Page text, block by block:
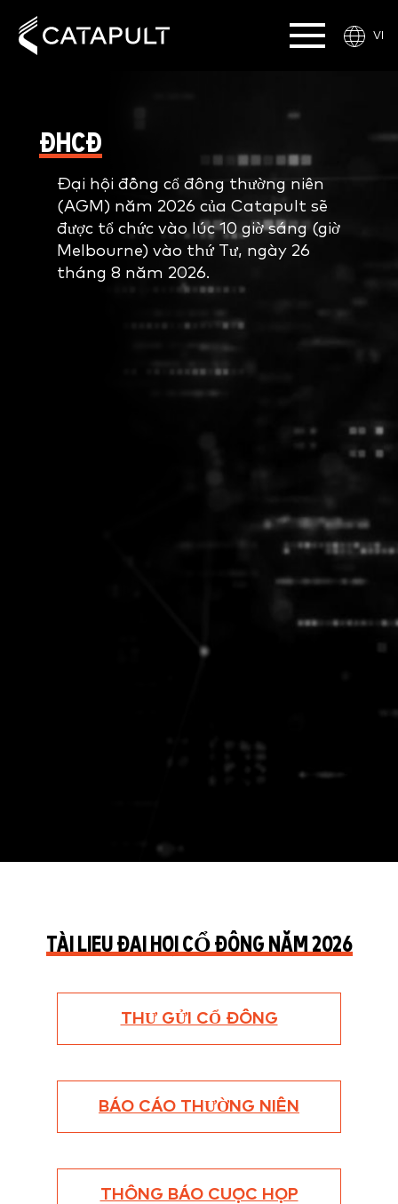
VI
ĐHCĐ
Đại hội đồng cổ đông thường niên
(AGM) năm 2026 của Catapult sẽ
được tổ chức vào lúc 10 giờ sáng (giờ
Melbourne) vào thứ Tư, ngày 26
tháng 8 năm 2026.
TÀI LIỆU ĐẠI HỘI CỔ ĐÔNG NĂM 2026
THƯ GỬI CỔ ĐÔNG
BÁO CÁO THƯỜNG NIÊN
THÔNG BÁO CUỘC HỌP